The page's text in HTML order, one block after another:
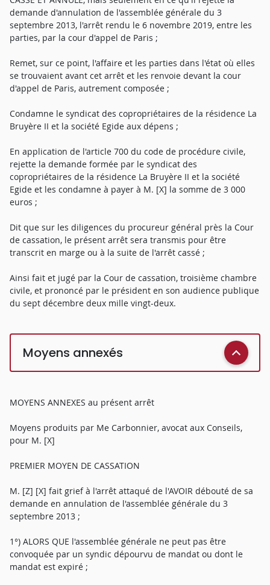
demande d'annulation de l'assemblée générale du 3
septembre 2013, l'arrêt rendu le 6 novembre 2019, entre les
parties, par la cour d'appel de Paris ;
Remet, sur ce point, l'affaire et les parties dans l'état où elles
se trouvaient avant cet arrêt et les renvoie devant la cour
d'appel de Paris, autrement composée ;
Condamne le syndicat des copropriétaires de la résidence La
Bruyère II et la société Egide aux dépens ;
En application de l'article 700 du code de procédure civile,
rejette la demande formée par le syndicat des
copropriétaires de la résidence La Bruyère II et la société
Egide et les condamne à payer à M. [X] la somme de 3 000
euros ;
Dit que sur les diligences du procureur général près la Cour
de cassation, le présent arrêt sera transmis pour être
transcrit en marge ou à la suite de l'arrêt cassé ;
Ainsi fait et jugé par la Cour de cassation, troisième chambre
civile, et prononcé par le président en son audience publique
du sept décembre deux mille vingt-deux.
Moyens annexés
MOYENS ANNEXES au présent arrêt
Moyens produits par Me Carbonnier, avocat aux Conseils,
pour M. [X]
PREMIER MOYEN DE CASSATION
M. [Z] [X] fait grief à l'arrêt attaqué de l'AVOIR débouté de sa
demande en annulation de l'assemblée générale du 3
septembre 2013 ;
1°) ALORS QUE l'assemblée générale ne peut pas être
convoquée par un syndic dépourvu de mandat ou dont le
mandat est expiré ;